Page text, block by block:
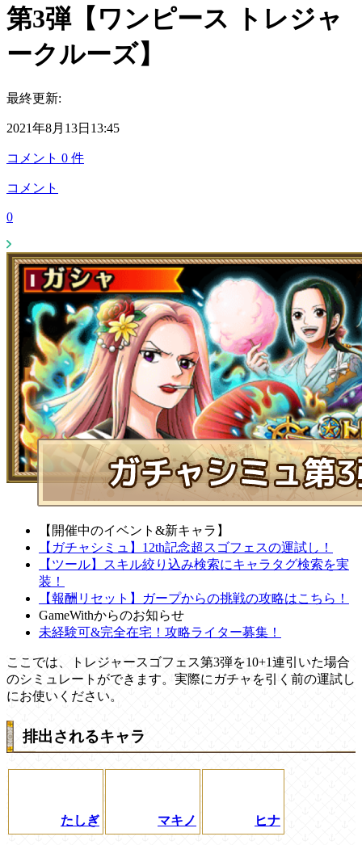
第3弾【ワンピース トレジャ
ークルーズ】
最終更新:
2021年8月13日13:45
コメント 0 件
コメント
0
【開催中のイベント&新キャラ】
【ガチャシミュ】12th記念超スゴフェスの運試し！
【ツール】スキル絞り込み検索にキャラタグ検索を実
装！
【報酬リセット】ガープからの挑戦の攻略はこちら！
GameWithからのお知らせ
未経験可&完全在宅！攻略ライター募集！
ここでは、トレジャースゴフェス第3弾を10+1連引いた場合
のシミュレートができます。実際にガチャを引く前の運試し
にお使いください。
排出されるキャラ
たしぎ マキノ ヒナ